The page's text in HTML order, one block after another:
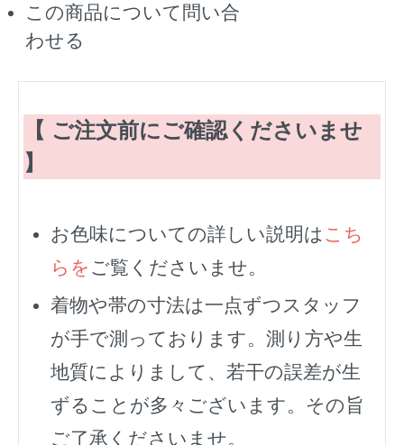
この商品について問い合
わせる
【 ご注文前にご確認くださいませ
】
お色味についての詳しい説明は こち
らを ご覧くださいませ。
着物や帯の寸法は一点ずつスタッフ
が手で測っております。測り方や生
地質によりまして、若干の誤差が生
ずることが多々ございます。その旨
ご了承くださいませ。